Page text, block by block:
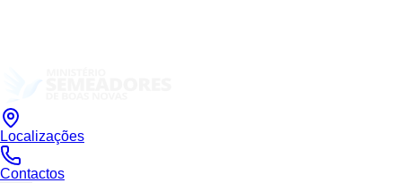
Localizações
Contactos